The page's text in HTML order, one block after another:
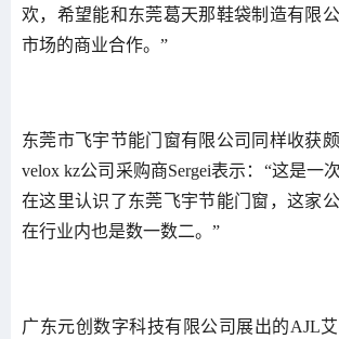
欢，希望能和东莞葛天那鞋袋制造有限
市场的商业合作。”
东莞市飞宇节能门窗有限公司同样收获
velox kz公司采购商Sergei表示：“这是一
在这里认识了东莞飞宇节能门窗，这家公
在行业内也是数一数二。”
广东元创数字科技有限公司展出的AJL